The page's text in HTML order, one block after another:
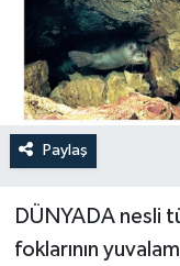
Paylaş
DÜNYADA nesli
foklarının